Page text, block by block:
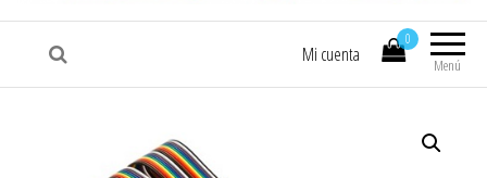
COMPEL Electrónica COMPEL
Menú
0
Mi cuenta